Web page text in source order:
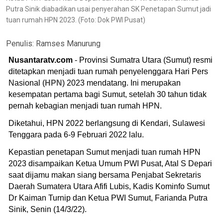
Putra Sinik diabadikan usai penyerahan SK Penetapan Sumut jadi
tuan rumah HPN 2023. (Foto: Dok PWI Pusat)
Penulis: Ramses Manurung
Nusantaratv.com - Provinsi Sumatra Utara (Sumut) resmi
ditetapkan menjadi tuan rumah penyelenggara Hari Pers
Nasional (HPN) 2023 mendatang. Ini merupakan
kesempatan pertama bagi Sumut, setelah 30 tahun tidak
pernah kebagian menjadi tuan rumah HPN.
Diketahui, HPN 2022 berlangsung di Kendari, Sulawesi
Tenggara pada 6-9 Februari 2022 lalu.
Kepastian penetapan Sumut menjadi tuan rumah HPN
2023 disampaikan Ketua Umum PWI Pusat, Atal S Depari
saat dijamu makan siang bersama Penjabat Sekretaris
Daerah Sumatera Utara Afifi Lubis, Kadis Kominfo Sumut
Dr Kaiman Turnip dan Ketua PWI Sumut, Farianda Putra
Sinik, Senin (14/3/22).